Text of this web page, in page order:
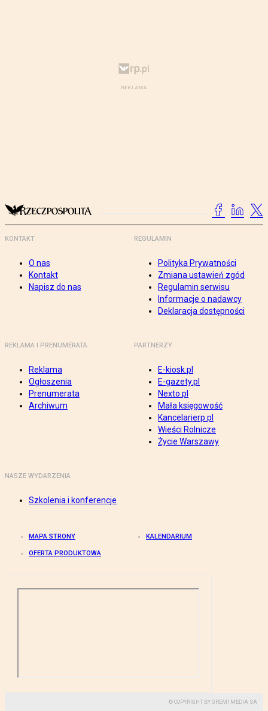
KONTAKT
O nas
Kontakt
Napisz do nas
REGULAMIN
Polityka Prywatności
Zmiana ustawień zgód
Regulamin serwisu
Informacje o nadawcy
Deklaracja dostępności
REKLAMA I PRENUMERATA
Reklama
Ogłoszenia
Prenumerata
Archiwum
PARTNERZY
E-kiosk.pl
E-gazety.pl
Nexto.pl
Mała księgowość
Kancelarierp.pl
Wieści Rolnicze
Życie Warszawy
NASZE WYDARZENIA
Szkolenia i konferencje
MAPA STRONY KALENDARIUM
OFERTA PRODUKTOWA
© COPYRIGHT BY GREMI MEDIA SA